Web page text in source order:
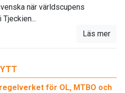
när världscupens
Läs mer
för OL, MTBO och